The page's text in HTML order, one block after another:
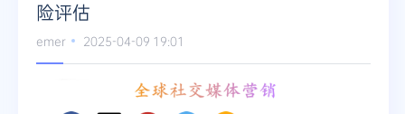
险评估
emer 2025-04-09 19:01